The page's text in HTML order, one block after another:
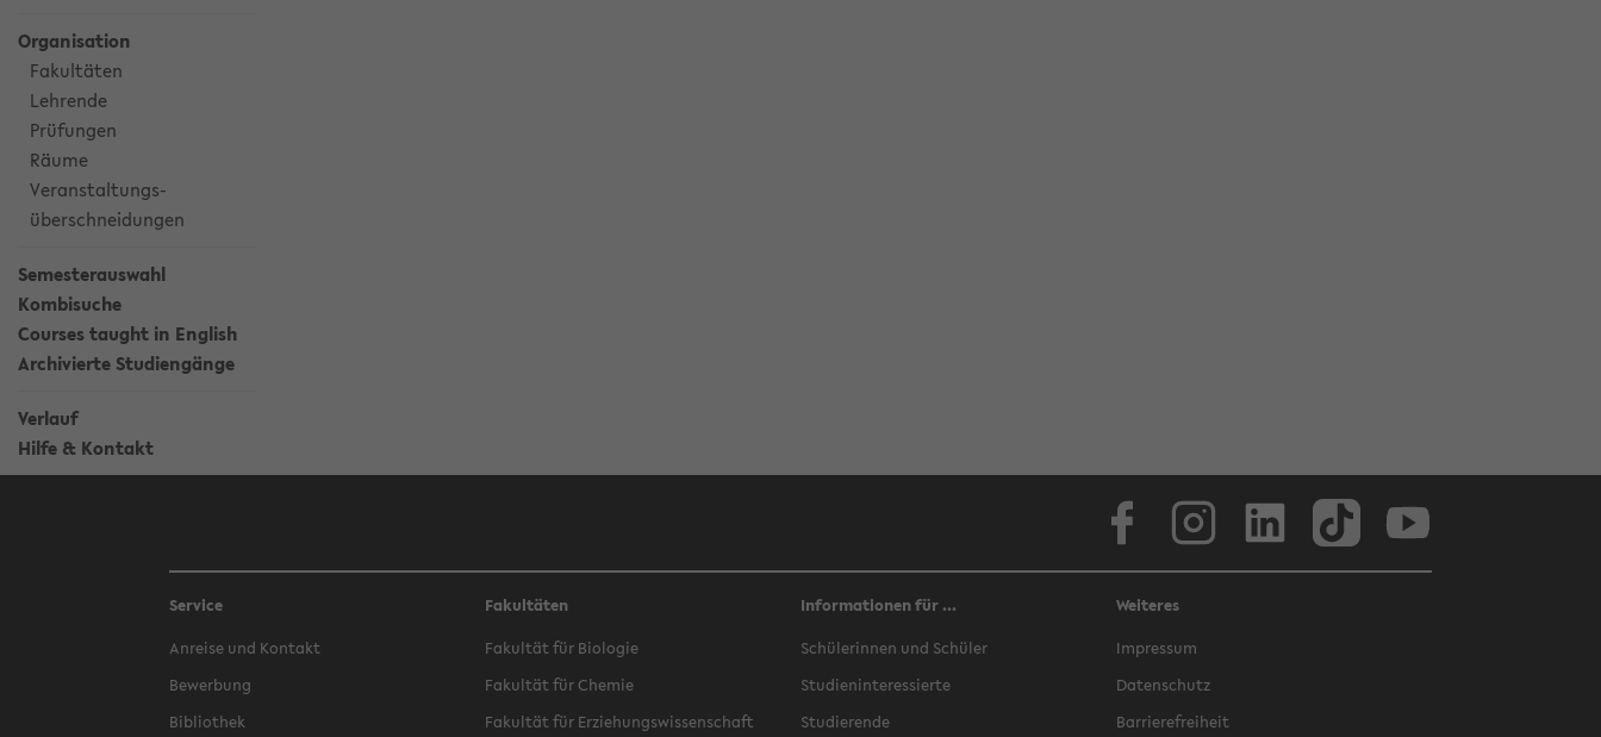
Organisation
Fakultäten
Lehrende
Prüfungen
Räume
Veranstaltungs-
überschneidungen
Semesterauswahl
Kombisuche
Courses taught in English
Archivierte Studiengänge
Verlauf
Hilfe & Kontakt
Service
Anreise und Kontakt
Bewerbung
Bibliothek
Fakultäten
Fakultät für Biologie
Fakultät für Chemie
Fakultät für Erziehungswissenschaft
Informationen für ...
Schülerinnen und Schüler
Studieninteressierte
Studierende
Weiteres
Impressum
Datenschutz
Barrierefreiheit